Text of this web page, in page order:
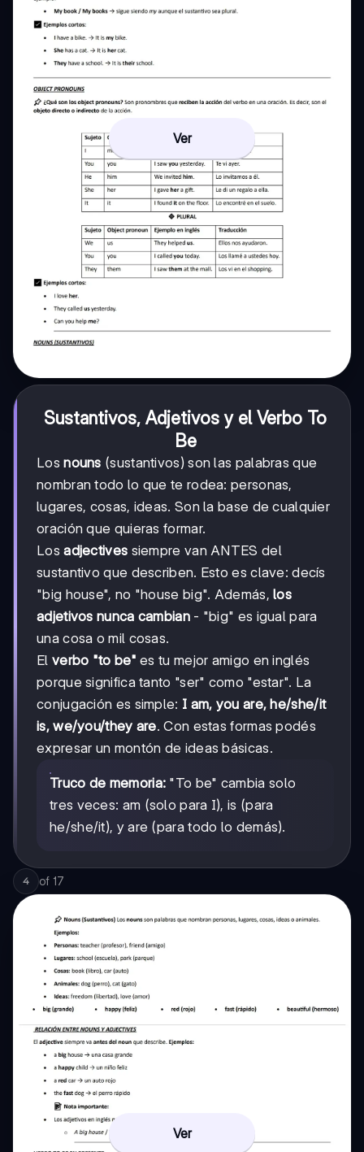
Ver
Sustantivos, Adjetivos y el Verbo To
Be
Losnouns (sustantivos) son las palabras que
nombran todo lo que te rodea: personas,
lugares, cosas, ideas. Son la base de cualquier
oración que quieras formar.
Losadjectives siempre van ANTES del
sustantivo que describen. Esto es clave: decís
"big house", no "house big". Además,los
adjetivos nunca cambian- "big" es igual para
una cosa o mil cosas.
El verbo "to be" es tu mejor amigo en inglés
porque significa tanto "ser" como "estar". La
conjugación es simple: I am, you are, he/she/it
is, we/you/they are. Con estas formas podés
expresar un montón de ideas básicas.
Truco de memoria: "To be" cambia solo
tres veces: am (solo para I), is (para
he/she/it), y are (para todo lo demás).
4 of 17
Ver